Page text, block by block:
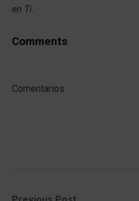
en Ti.
Comments
Comentarios